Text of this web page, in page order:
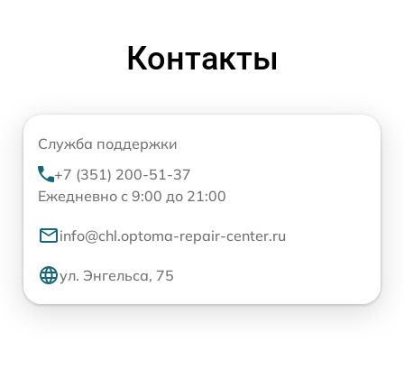
Контакты
Служба поддержки
+7 (351) 200-51-37
Ежедневно с 9:00 до 21:00
info@chl.optoma-repair-center.ru
ул. Энгельса, 75